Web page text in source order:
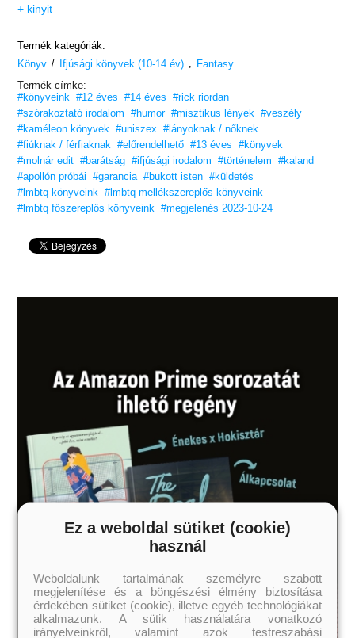
próbatétel után most hajmeresztő küldetésre indul.
Ő és társai azt a feladatot kapják, hogy keressék meg az ókor
legveszélyesebb orákulumát, egy kísértetjárta barlangot,
– már amennyiben sikerül elkerülnie a halált vagy a tébolyt.
A csapatot a gonosz Triumvirátus második tagja,
egy római császár hátráltatja küldetésében,
akinek vérszomja és nagyzolása mellett még Nero is eltörpül.
Apollón csak úgy élheti túl a kalandot, ha egyesíti erejét
a váratlanul felbukkanó szövetségesekkel,
akik a félistenek világából sietnek a segítségére.
Tarts velünk ezen a viszontagságokban,
„Ez egy Rick Riordan-könyv. Mit mondhatnék még? […]
Bármi, ami olvasásra bírja a fiaimat, megérdemli az öt csillagot.”
+ kinyit
Termék kategóriák:
Könyv / Ifjúsági könyvek (10-14 év) , Fantasy
Termék címke:
#könyveink #12 éves #14 éves
#rick riordan
#szórakoztató irodalom
#humor #misztikus lények #veszély
#kaméleon könyvek #uniszex #lányoknak / nőknek
#fiúknak / férfiaknak #előrendelhető #13 éves
#könyvek
#molnár edit #barátság #ifjúsági irodalom #történelem
#kaland
#apollón próbái
#garancia #bukott isten #küldetés
#lmbtq könyveink #lmbtq mellékszereplős könyveink
#lmbtq főszereplős könyveink #megjelenés 2023-10-24
Ez a weboldal sütiket (cookie)
használ
Weboldalunk tartalmának személyre szabott
megjelenítése és a böngészési élmény biztosítása
érdekében sütiket (cookie), illetve egyéb technológiákat
alkalmazunk. A sütik használatára vonatkozó
irányelveinkről, valamint azok testreszabási